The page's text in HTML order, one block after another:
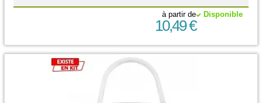
Disponible
à partir de
10,49 €